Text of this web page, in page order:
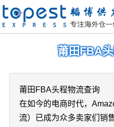
莆田FBA
莆田FBA头程物流查询
在如今的电商时代，
流）已成为众多卖家们销